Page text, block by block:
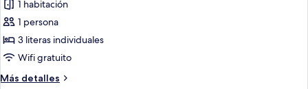
fotos
de
Dormitorio
compartido,
solo
1 habitación
1 persona
3 literas individuales
Wifi gratuito
Más detalles
Más